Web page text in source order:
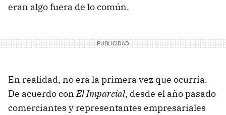
eran algo fuera de lo común.
En realidad, no era la primera vez que ocurría.
De acuerdo conEl Imparcial, desde el año pasado
comerciantes y representantes empresariales